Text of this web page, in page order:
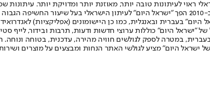
ראוי לעיתונות טובה יותר, מאוזנת יותר ומדויקת יותר. עיתונות
תשלום. המהדורה המודפסת הראשונה פורסמה ב-30 ביולי 2007, וב-2010 הפך "ישראל היום"
"ישראל היום" כוללות ערוצי חדשות ודעות, תרבות ובידור, לייף
בעברית, במטרה לספק לגולשים חוויה מהירה, עדכנית, בטוחה
ישראל היום" מציע לגולשי האתר הנחות ומבצעים על מוצרים